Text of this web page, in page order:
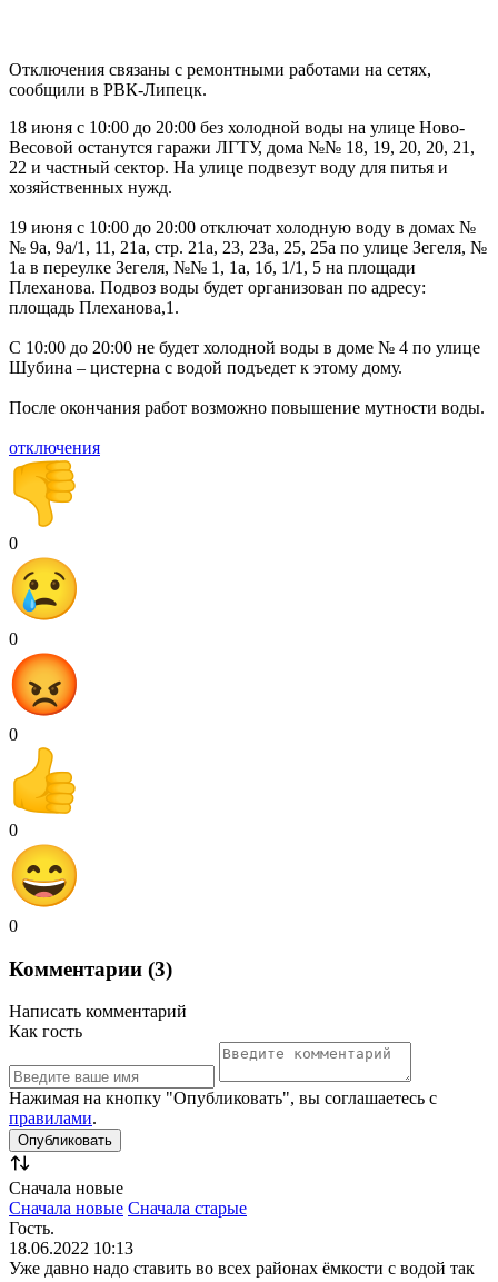
Отключения связаны с ремонтными работами на сетях,
сообщили в РВК-Липецк.
18 июня с 10:00 до 20:00 без холодной воды на улице Ново-
Весовой останутся гаражи ЛГТУ, дома №№ 18, 19, 20, 20, 21,
22 и частный сектор. На улице подвезут воду для питья и
хозяйственных нужд.
19 июня с 10:00 до 20:00 отключат холодную воду в домах №
№ 9а, 9а/1, 11, 21а, стр. 21а, 23, 23а, 25, 25а по улице Зегеля, №
1а в переулке Зегеля, №№ 1, 1а, 1б, 1/1, 5 на площади
Плеханова. Подвоз воды будет организован по адресу:
площадь Плеханова,1.
С 10:00 до 20:00 не будет холодной воды в доме № 4 по улице
Шубина – цистерна с водой подъедет к этому дому.
После окончания работ возможно повышение мутности воды.
отключения
0
0
0
0
0
Комментарии (3)
Написать комментарий
Как гость
Нажимая на кнопку "Опубликовать", вы соглашаетесь с
правилами.
Сначала новые
Сначала новые Сначала старые
Гость.
18.06.2022 10:13
Уже давно надо ставить во всех районах ёмкости с водой так